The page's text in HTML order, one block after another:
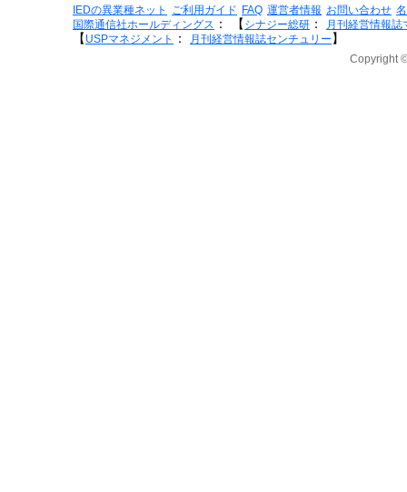
IEDの異業種ネット ご利用ガイド FAQ 運営者情報 お問い合わせ
国際通信社ホールディングス ： 【 シナジー総研 ： 月刊経営情報誌
【 USPマネジメント ： 月刊経営情報誌センチュリー 】
Copyright